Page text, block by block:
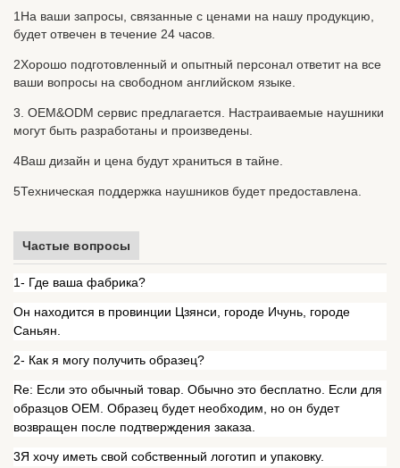
1На ваши запросы, связанные с ценами на нашу продукцию,
будет отвечен в течение 24 часов.
2Хорошо подготовленный и опытный персонал ответит на все
ваши вопросы на свободном английском языке.
3. OEM&ODM сервис предлагается. Настраиваемые наушники
могут быть разработаны и произведены.
4Ваш дизайн и цена будут храниться в тайне.
5Техническая поддержка наушников будет предоставлена.
Частые вопросы
1- Где ваша фабрика?
Он находится в провинции Цзянси, городе Ичунь, городе
Саньян.
2- Как я могу получить образец?
Re: Если это обычный товар. Обычно это бесплатно. Если для
образцов OEM. Образец будет необходим, но он будет
возвращен после подтверждения заказа.
3Я хочу иметь свой собственный логотип и упаковку.